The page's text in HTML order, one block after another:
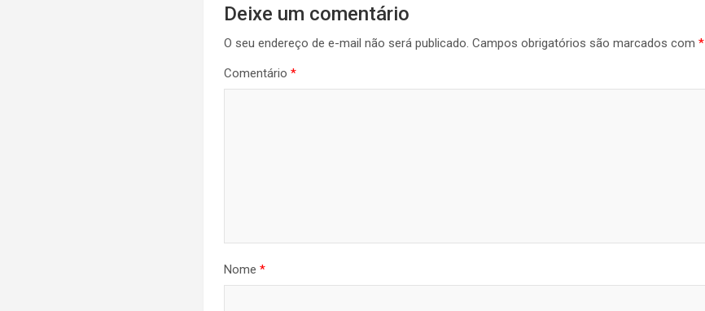
Deixe um comentário
O seu endereço de e-mail não será publicado. Campos obrigatórios são marcados com*
Comentário*
Nome*